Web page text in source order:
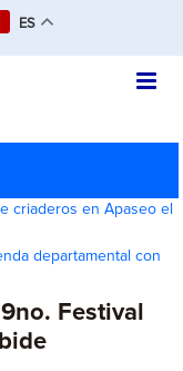
ES
criaderos en Apaseo el
departamental con
Festival